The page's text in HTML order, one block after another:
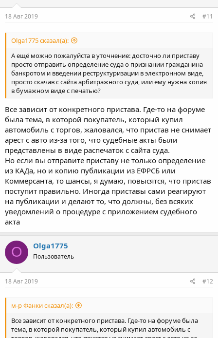
18 Авг 2019 #11
Olga1775 сказал(а):
А ещё можно пожалуйста в уточнение: досточно ли приставу
просто отправить определение суда о признании гражданина
банкротом и введении реструктуризации в электронном виде,
просто скачав с сайта арбитражного суда, или ему нужна копия
в бумажном виде с печатью?
Все зависит от конкретного пристава. Где-то на форуме
была тема, в которой покупатель, который купил
автомобиль с торгов, жаловался, что пристав не снимает
арест с авто из-за того, что судебные акты были
представлены в виде распечаток с сайта суда.
Но если вы отправите приставу не только определение
из КАДа, но и копию публикации из ЕФРСБ или
Коммерсанта, то шансы, я думаю, повысятся, что пристав
поступит правильно. Иногда приставы сами реагируют
на публикации и делают то, что должны, без всяких
уведомлений о процедуре с приложением судебного
акта
O Olga1775
Пользователь
18 Авг 2019 #12
м-р Фанки сказал(а):
Все зависит от конкретного пристава. Где-то на форуме была
тема, в которой покупатель, который купил автомобиль с